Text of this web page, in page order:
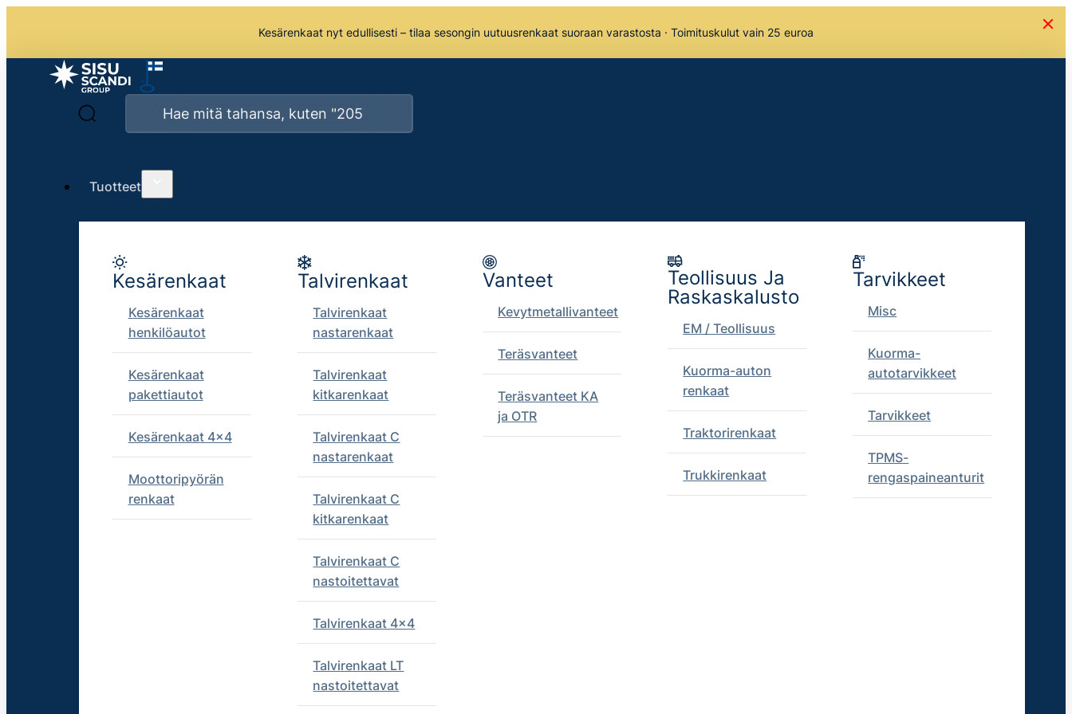
Kesärenkaat nyt edullisesti – tilaa sesongin uutuusrenkaat suoraan varastosta · Toimituskulut vain 25 euroa
Tuotteet
Kesärenkaat
Kesärenkaat
henkilöautot
Kesärenkaat
pakettiautot
Kesärenkaat 4x4
Moottoripyörän
renkaat
Talvirenkaat
Talvirenkaat
nastarenkaat
Talvirenkaat
kitkarenkaat
Talvirenkaat C
nastarenkaat
Talvirenkaat C
kitkarenkaat
Talvirenkaat C
nastoitettavat
Talvirenkaat 4x4
Talvirenkaat LT
nastoitettavat
Vanteet
Kevytmetallivanteet
Teräsvanteet
Teräsvanteet KA
ja OTR
Teollisuus Ja
Raskaskalusto
EM / Teollisuus
Kuorma-auton
renkaat
Traktorirenkaat
Trukkirenkaat
Tarvikkeet
Misc
Kuorma-
autotarvikkeet
Tarvikkeet
TPMS-
rengaspaineanturit